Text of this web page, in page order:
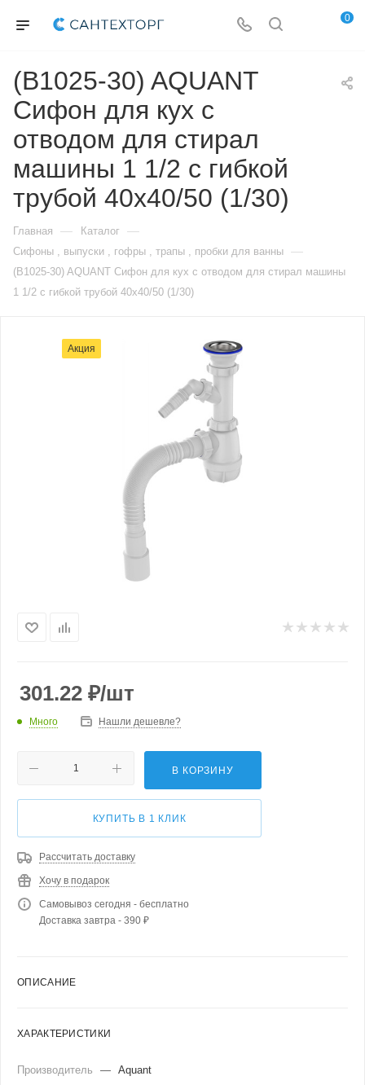
0
(B1025-30) AQUANT
Сифон для кух с
отводом для стирал
машины 1 1/2 с гибкой
трубой 40х40/50 (1/30)
Главная — Каталог —
Сифоны , выпуски , гофры , трапы , пробки для ванны —
(B1025-30) AQUANT Сифон для кух с отводом для стирал машины
1 1/2 с гибкой трубой 40х40/50 (1/30)
Акция
301.22 ₽/шт
Много Нашли дешевле?
В КОРЗИНУ
КУПИТЬ В 1 КЛИК
Рассчитать доставку
Хочу в подарок
Самовывоз сегодня - бесплатно
Доставка завтра - 390 ₽
ОПИСАНИЕ
ХАРАКТЕРИСТИКИ
Производитель — Aquant